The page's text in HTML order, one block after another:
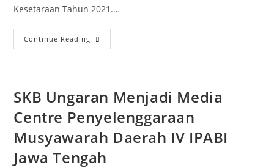
Kesetaraan Tahun 2021.…
Continue Reading
Ungaran
SKB Ungaran Menjadi Media
Centre Penyelenggaraan
Musyawarah Daerah IV IPABI
Jawa Tengah